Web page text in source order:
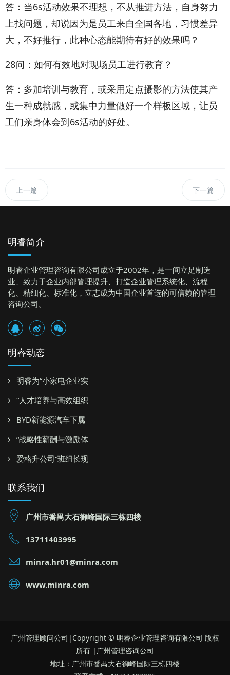
答：当6s活动效果不理想，不从推进方法，自身努力
上找问题，却说因为是员工来自全国各地，习惯差异
大，不好推行，此种心态能期待有好的效果吗？
28问：如何有效地对现场员工进行教育？
答：多加培训与教育，或采用定点摄影的方法使其产
生一种成就感，或集中力量做好一个样板区域，让员
工们亲身体会到6s活动的好处。
上一篇 下一篇
明睿简介
明睿企业管理咨询有限公司成立于2002年，是一间立足制造
业、致力于企业内部管理提升、打造企业管理系统化、流程
化、精细化、标准化，立志成为中国企业首选的可信赖的管理
咨询公司。
明睿动态
明睿为“小家电企业实
“人才培养与高效组织
BYD新能源汽车下属
“战略性薪酬与激励体
爱格升公司“班组长现
联系我们
广州市番禺大石御峰国际三栋四楼
13711403995
minra.hr01@minra.com
www.minra.com
广州管理顾问公司|Copyright © 明睿企业管理咨询有限公司 版权
所有 |广州管理咨询公司
地址：广州市番禺大石御峰国际三栋四楼